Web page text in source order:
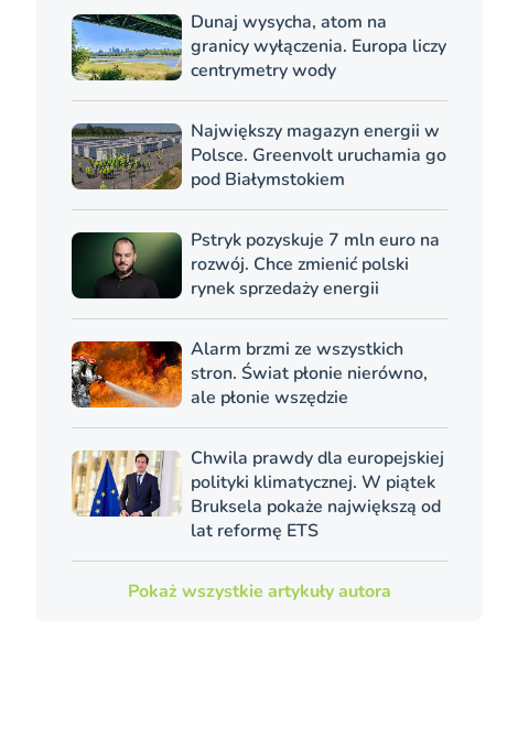
Dunaj wysycha, atom na
granicy wyłączenia. Europa liczy
centrymetry wody
Największy magazyn energii w
Polsce. Greenvolt uruchamia go
pod Białymstokiem
Pstryk pozyskuje 7 mln euro na
rozwój. Chce zmienić polski
rynek sprzedaży energii
Alarm brzmi ze wszystkich
stron. Świat płonie nierówno,
ale płonie wszędzie
Chwila prawdy dla europejskiej
polityki klimatycznej. W piątek
Bruksela pokaże największą od
lat reformę ETS
Pokaż wszystkie artykuły autora